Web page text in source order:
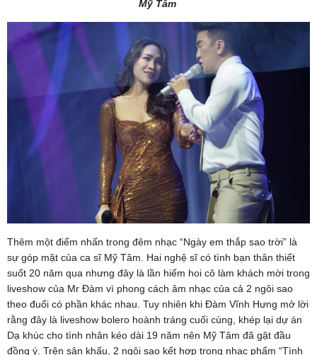
Mỹ Tâm
Thêm một điểm nhấn trong đêm nhạc “Ngày em thắp sao trời” là
sự góp mặt của ca sĩ Mỹ Tâm. Hai nghệ sĩ có tình bạn thân thiết
suốt 20 năm qua nhưng đây là lần hiếm hoi cô làm khách mời trong
liveshow của Mr Đàm vì phong cách âm nhạc của cả 2 ngôi sao
theo đuổi có phần khác nhau. Tuy nhiên khi Đàm Vĩnh Hưng mở lời
rằng đây là liveshow bolero hoành tráng cuối cùng, khép lại dự án
Dạ khúc cho tình nhân kéo dài 19 năm nên Mỹ Tâm đã gật đầu
đồng ý. Trên sân khấu, 2 ngôi sao kết hợp trong nhạc phẩm “Tình